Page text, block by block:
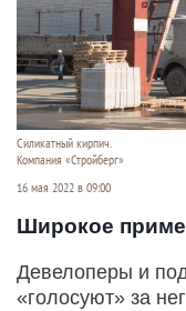
Силикатный кирпич.
Компания «Стройберг»
16 мая 2022 в 09:00
Широкое
Девелоперы и
«голосуют» за